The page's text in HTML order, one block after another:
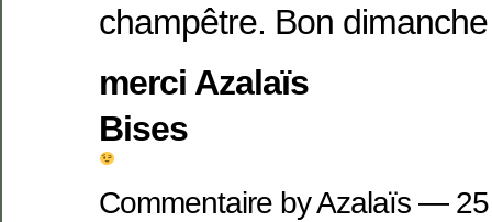
champêtre. Bon dimanche
merci Azalaïs
Bises
Commentaire by Azalaïs —